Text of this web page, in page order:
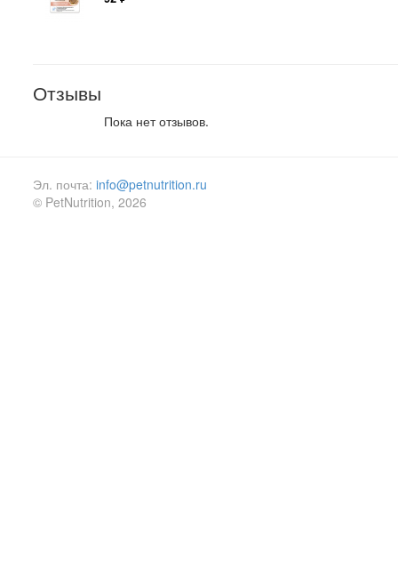
Отзывы
Пока нет отзывов.
Эл. почта: info@petnutrition.ru
© PetNutrition, 2026